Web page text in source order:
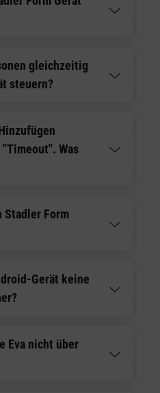
gleichzeitig
steuern?
Was
Stadler Form
Gerät keine
Eva nicht über